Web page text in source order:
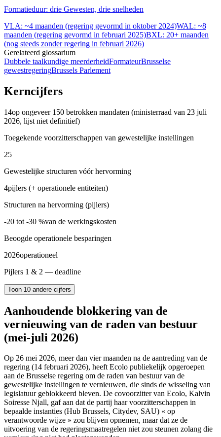
Formatieduur: drie Gewesten, drie snelheden
VLA: ~4 maanden (regering gevormd in oktober 2024)WAL: ~8
maanden (regering gevormd in februari 2025)BXL: 20+ maanden
(nog steeds zonder regering in februari 2026)
Gerelateerd glossarium
Dubbele taalkundige meerderheidFormateurBrusselse
gewestregeringBrussels Parlement
Kerncijfers
14op ongeveer 150 betrokken mandaten (ministerraad van 23 juli
2026, lijst niet definitief)
Toegekende voorzitterschappen van gewestelijke instellingen
25
Gewestelijke structuren vóór hervorming
4pijlers (+ operationele entiteiten)
Structuren na hervorming (pijlers)
-20 tot -30 %van de werkingskosten
Beoogde operationele besparingen
2026operationeel
Pijlers 1 & 2 — deadline
Toon 10 andere cijfers
Aanhoudende blokkering van de
vernieuwing van de raden van bestuur
(mei-juli 2026)
Op 26 mei 2026, meer dan vier maanden na de aantreding van de
regering (14 februari 2026), heeft Ecolo publiekelijk opgeroepen
aan de Brusselse regering om de raden van bestuur van de
gewestelijke instellingen te vernieuwen, die sinds de wisseling van
legislatuur geblokkeerd bleven. De covoorzitter van Ecolo, Kalvin
Soiresse Njall, gaf aan dat de partij haar voorzitterschappen in
bepaalde instanties (Hub Brussels, Citydev, SAU) « op
verantwoorde wijze » zou blijven opnemen, maar dat ze de
uitvoering van de regeringsmaatregelen niet zou steunen zolang die